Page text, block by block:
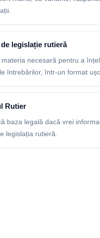
legislație rutieră
materia necesară pentru a
întrebărilor, într-un format
Rutier
baza legală dacă vrei
legislația rutieră.